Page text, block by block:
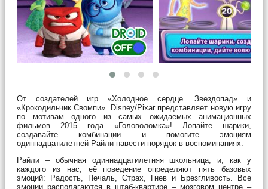
От создателей игр «Холодное сердце. Звездопад» и
«Крокодильчик Свомпи». Disney/Pixar представляет новую игру
по мотивам одного из самых ожидаемых анимационных
фильмов 2015 года «Головоломка»! Лопайте шарики,
создавайте комбинации и помогите эмоциям
одиннадцатилетней Райли навести порядок в воспоминаниях.
Райли – обычная одиннадцатилетняя школьница, и, как у
каждого из нас, её поведение определяют пять базовых
эмоций: Радость, Печаль, Страх, Гнев и Брезгливость. Все
эмоции располагаются в штаб-квартире – мозговом центре –